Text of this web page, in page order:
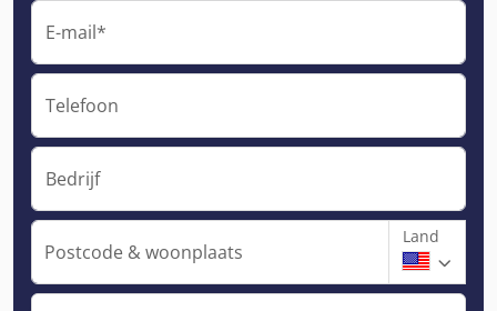
E-mail*
Telefoon
Bedrijf
Postcode & woonplaats
Land